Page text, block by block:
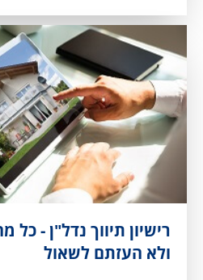
רישיון תיווך נדל"ן -
ולא העזתם לשאול